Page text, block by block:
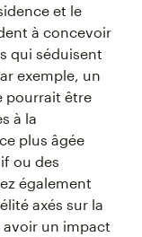
et le
à concevoir
qui séduisent
exemple, un
pourrait être
à la
plus âgée
ou des
également
axés sur la
avoir un impact